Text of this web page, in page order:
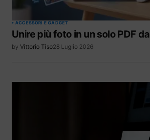
ACCESSORI E GADGET
Unire più foto in un solo PDF
by Vittorio Tiso28 Luglio 2026